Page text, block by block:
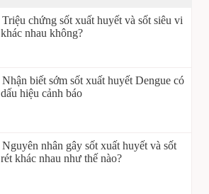
Triệu chứng sốt xuất huyết và sốt siêu vi
khác nhau không?
Nhận biết sớm sốt xuất huyết Dengue có
dấu hiệu cảnh báo
Nguyên nhân gây sốt xuất huyết và sốt
rét khác nhau như thế nào?